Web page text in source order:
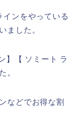
ンをやっている
ました。
】【 ソミート ラ
。
などでお得な割